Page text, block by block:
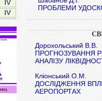
ІV
ІV
ПРОБЛЕМИ
Дорохольський В.В.
ПРОГНОЗУВАННЯ
АНАЛІЗУ
Кліонський О.М.
ДОСЛІДЖЕННЯ
АЕРОПОРТАХ